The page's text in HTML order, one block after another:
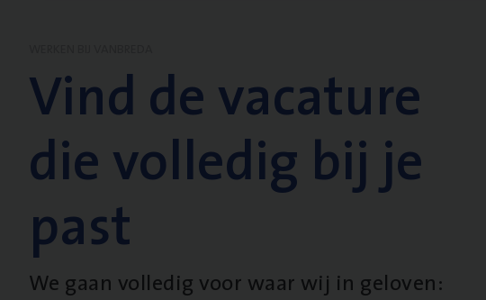
Vind de vacature
die volledig bij je
past
We gaan volledig voor waar wij in geloven: